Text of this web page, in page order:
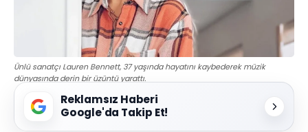
Ünlü sanatçı Lauren Bennett, 37 yaşında hayatını kaybederek müzik
dünyasında derin bir üzüntü yarattı.
Reklamsız Haberi
Google'da Takip Et!